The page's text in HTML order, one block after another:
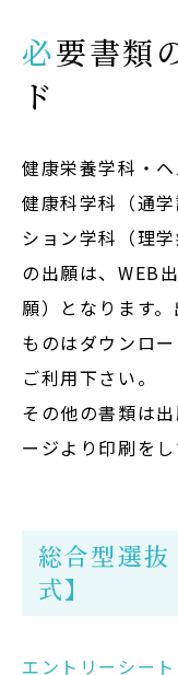
必要書類のダウンロー
ド
健康栄養学科・
健康科学科（通
ション学科（理
の出願は、WEB
願）となります
ものはダウンロ
ご利用下さい。
その他の書類は
ージより印刷をし
総合型選
式】
エントリーシート